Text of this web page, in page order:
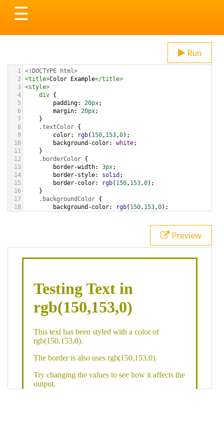
Toggle
navigation
☰
Run
1 <!DOCTYPE html>
2
<title>Color Example</title>
3 <style>
4
div {
5
padding: 20px;
6
margin: 20px;
7
}
8
.textColor {
9
color: rgb( 150, 153,0);
10
background-color: white;
11
}
12
.borderColor {
13
border-width: 3px;
14
border-style: solid ;
15
border-color: rgb( 150, 153,0);
16
}
17
.backgroundColor {
18
background-color: rgb( 150, 153,0);
bottom ,
white, rgb(150,153,0));
div class="textColor borderColor"
< h1>Testing Text in rgb(150,153,0)
Preview